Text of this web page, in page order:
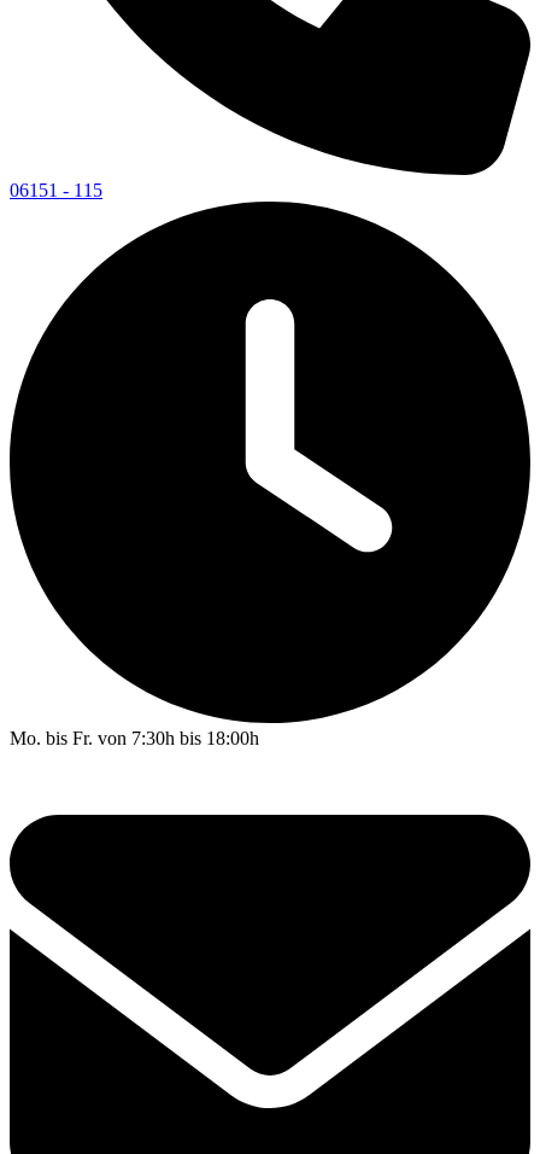
06151 - 115
Mo. bis Fr. von 7:30h bis 18:00h